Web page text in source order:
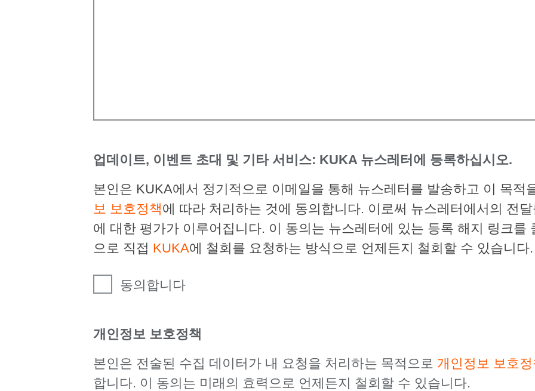
업데이트, 이벤트 초대 및 기타 서비스: KUKA 뉴스레터에 등록하십시오.
본인은 KUKA에서 정기적으로 이메일을 통해 뉴스레터를 발송하고 이 목적
보 보호정책에 따라 처리하는 것에 동의합니다. 이로써 뉴스레터에서의 전
에 대한 평가가 이루어집니다. 이 동의는 뉴스레터에 있는 등록 해지 링크를
으로 직접 KUKA에 철회를 요청하는 방식으로 언제든지 철회할 수 있습니다.
동의합니다
개인정보 보호정책
본인은 전술된 수집 데이터가 내 요청을 처리하는 목적으로 개인정보 보호
합니다. 이 동의는 미래의 효력으로 언제든지 철회할 수 있습니다.